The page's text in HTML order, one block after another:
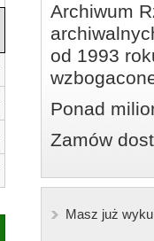
Archiwum
od 1993
Ponad
Zamów
Masz już